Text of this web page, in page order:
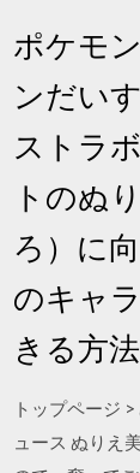
ポケモ
ンだい
ストラ
トのぬ
ろ）に
のキャ
きる方
トップページ
ュース ぬりえ